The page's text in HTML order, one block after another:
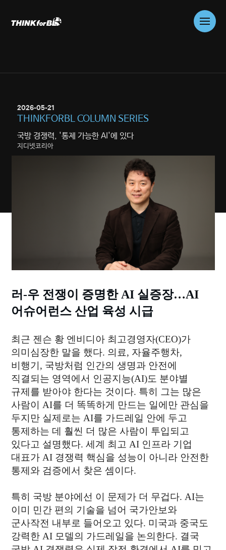
content
COMPANY
02WHAT WE DO
PROBLEM SOLVING
CONSULTING
TRUSTWORTHY AI
SMART LIVESTOCK
MAGAZINE
NEWS
contact@thinkforbl.com
+82-2-562-6545
We love technology, but not as much as being human.
Would you like towork with us
2026-05-21
THINKFORBL COLUMN SERIES
국방 경쟁력, '통제 가능한 AI'에 있다
지디넷코리아
러-우 전쟁이 증명한 AI 실증장…AI
어슈어런스 산업 육성 시급
최근 젠슨 황 엔비디아 최고경영자(CEO)가
의미심장한 말을 했다. 의료, 자율주행차,
비행기, 국방처럼 인간의 생명과 안전에
직결되는 영역에서 인공지능(AI)도 분야별
규제를 받아야 한다는 것이다. 특히 그는 많은
사람이 AI를 더 똑똑하게 만드는 일에만 관심을
두지만 실제로는 AI를 가드레일 안에 두고
통제하는 데 훨씬 더 많은 사람이 투입되고
있다고 설명했다. 세계 최고 AI 인프라 기업
대표가 AI 경쟁력 핵심을 성능이 아니라 안전한
통제와 검증에서 찾은 셈이다.
특히 국방 분야에선 이 문제가 더 무겁다. AI는
이미 민간 편의 기술을 넘어 국가안보와
군사작전 내부로 들어오고 있다. 미국과 중국도
강력한 AI 모델의 가드레일을 논의한다. 결국